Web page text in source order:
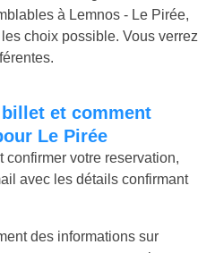
à Lemnos - Le Pirée,
choix possible. Vous verrez
Le Pirée
confirmer votre reservation,
avec les détails confirmant
des informations sur